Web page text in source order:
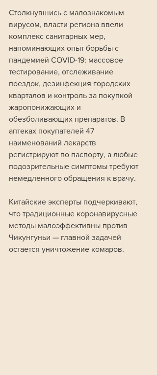
Столкнувшись с малознакомым
вирусом, власти региона ввели
комплекс санитарных мер,
напоминающих опыт борьбы с
пандемией COVID-19: массовое
тестирование, отслеживание
поездок, дезинфекция городских
кварталов и контроль за покупкой
жаропонижающих и
обезболивающих препаратов. В
аптеках покупателей 47
наименований лекарств
регистрируют по паспорту, а любые
подозрительные симптомы требуют
немедленного обращения к врачу.
Китайские эксперты подчеркивают,
что традиционные коронавирусные
методы малоэффективны против
Чикунгуньи — главной задачей
остается уничтожение комаров.